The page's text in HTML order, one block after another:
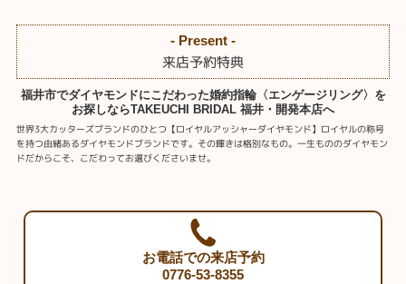
- Present -
来店予約特典
福井市でダイヤモンドにこだわった婚約指輪〈エンゲージリング〉を
お探しならTAKEUCHI BRIDAL 福井・開発本店へ
世界3大カッターズブランドのひとつ【ロイヤルアッシャーダイヤモンド】ロイヤルの称号
を持つ由緒あるダイヤモンドブランドです。その輝きは格別なもの。一生もののダイヤモン
ドだからこそ、こだわってお選びくださいませ。
お電話での来店予約
0776-53-8355